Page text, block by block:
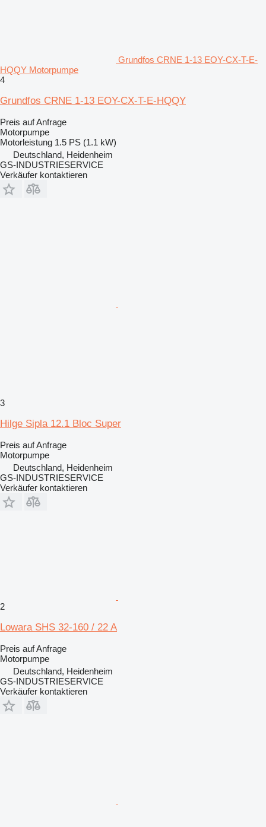
Grundfos CRNE 1-13 EOY-CX-T-E-
HQQY Motorpumpe
4
Grundfos CRNE 1-13 EOY-CX-T-E-HQQY
Preis auf Anfrage
Motorpumpe
Motorleistung 1.5 PS (1.1 kW)
Deutschland, Heidenheim
GS-INDUSTRIESERVICE
Verkäufer kontaktieren
3
Hilge Sipla 12.1 Bloc Super
Preis auf Anfrage
Motorpumpe
Deutschland, Heidenheim
GS-INDUSTRIESERVICE
Verkäufer kontaktieren
2
Lowara SHS 32-160 / 22 A
Preis auf Anfrage
Motorpumpe
Deutschland, Heidenheim
GS-INDUSTRIESERVICE
Verkäufer kontaktieren